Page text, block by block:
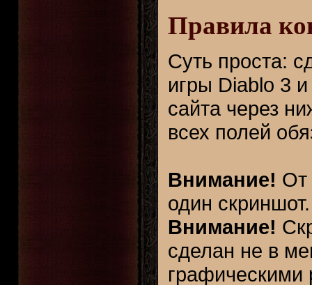
Правила
Суть проста:
игры Diablo 3
сайта через
всех полей
Внимание! От
один скриншот.
Внимание!
сделан не в